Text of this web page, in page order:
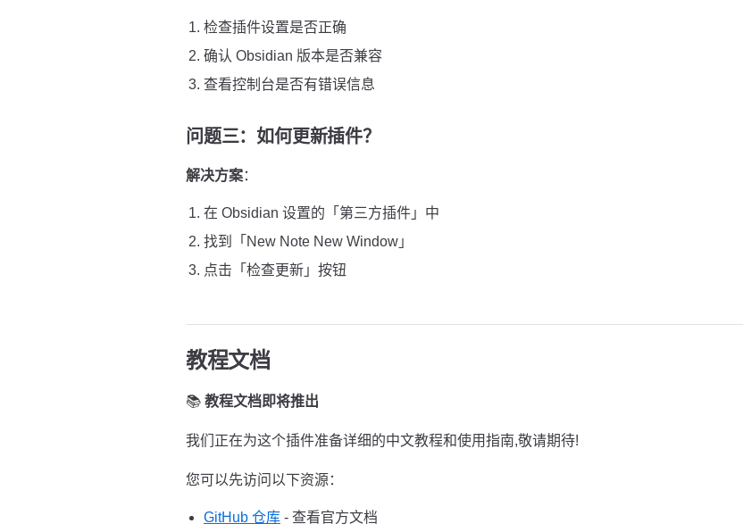
检查插件设置是否正确
确认 Obsidian 版本是否兼容
查看控制台是否有错误信息
问题三：如何更新插件？
解决方案：
在 Obsidian 设置的「第三方插件」中
找到「New Note New Window」
点击「检查更新」按钮
教程文档
📚 教程文档即将推出
我们正在为这个插件准备详细的中文教程和使用指南,敬请期待!
您可以先访问以下资源：
GitHub 仓库 - 查看官方文档